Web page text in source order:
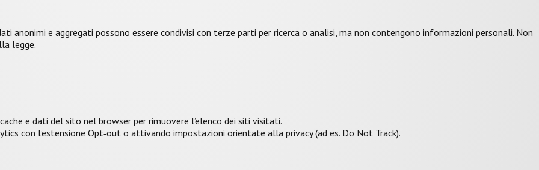
e aggregati possono essere condivisi con terze parti per ricerca o analisi, ma non contengono informazioni personali. Non
legge.
e dati del sito nel browser per rimuovere l’elenco dei siti visitati.
con l’estensione Opt‑out o attivando impostazioni orientate alla privacy (ad es. Do Not Track).